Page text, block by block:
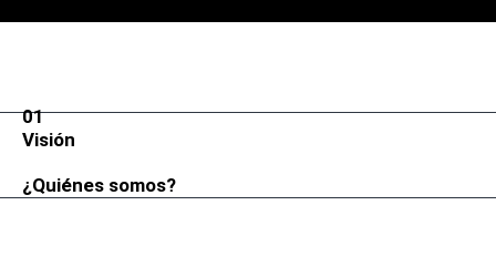
01
Visión
¿Quiénes somos?